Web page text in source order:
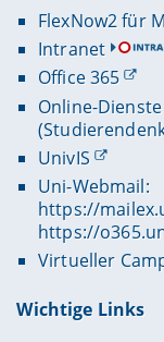
FlexNow2 für
Intranet
Office 365
Online-Dienste
UnivIS
Uni-Webmail:
https://
https://
Virtueller
Wichtige Links